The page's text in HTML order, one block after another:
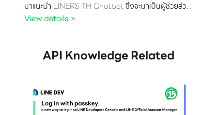
มาแนะนำ LINERS TH Chatbot ซึ่งจะมาเป็นผู้ช่วยส่วน
ตัวในชีวิตประจำวันของชาว LINERs ที่อยู่ภายในแอปไลน์
(ปรบมือให้กับทาง HR ด้วยครับ!
#becauseweloveLINERs) ไปดูกันครับว่า Chatbot ตัว
View details >
API Knowledge Related